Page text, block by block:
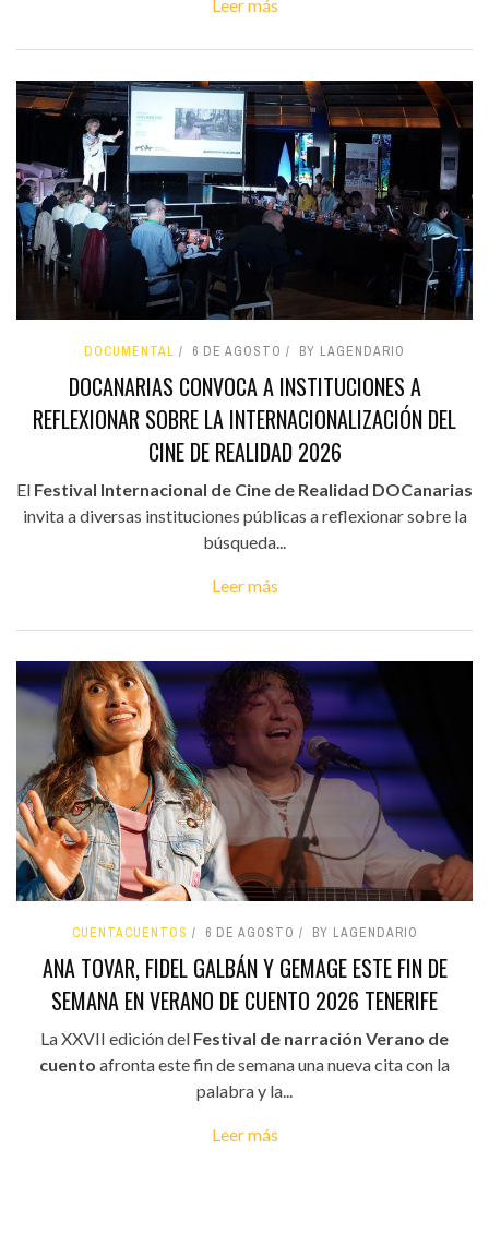
Leer más
DOCUMENTAL 6 DE AGOSTO BY LAGENDARIO
DOCANARIAS CONVOCA A INSTITUCIONES A
REFLEXIONAR SOBRE LA INTERNACIONALIZACIÓN DEL
CINE DE REALIDAD 2026
El Festival Internacional de Cine de Realidad DOCanarias
invita a diversas instituciones públicas a reflexionar sobre la
búsqueda...
Leer más
CUENTACUENTOS 6 DE AGOSTO BY LAGENDARIO
ANA TOVAR, FIDEL GALBÁN Y GEMAGE ESTE FIN DE
SEMANA EN VERANO DE CUENTO 2026 TENERIFE
La XXVII edición del Festival de narración Verano de
cuento afronta este fin de semana una nueva cita con la
palabra y la...
Leer más